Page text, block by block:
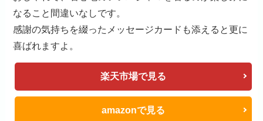
肌に優しい綿100%のペアパジャマ。
ガーゼを2重にした軽くて柔らかい、肌触りのいいダブ